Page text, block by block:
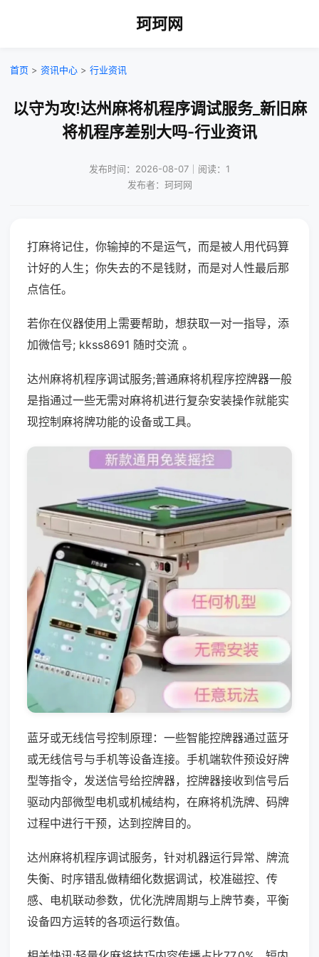
珂珂网
首页 > 资讯中心 > 行业资讯
以守为攻!达州麻将机程序调试服务_新旧麻
将机程序差别大吗-行业资讯
发布时间：2026-08-07｜阅读：1
发布者：珂珂网
打麻将记住，你输掉的不是运气，而是被人用代码算
计好的人生；你失去的不是钱财，而是对人性最后那
点信任。
若你在仪器使用上需要帮助，想获取一对一指导，添
加微信号; kkss8691 随时交流 。
达州麻将机程序调试服务;普通麻将机程序控牌器一般
是指通过一些无需对麻将机进行复杂安装操作就能实
现控制麻将牌功能的设备或工具。
蓝牙或无线信号控制原理：一些智能控牌器通过蓝牙
或无线信号与手机等设备连接。手机端软件预设好牌
型等指令，发送信号给控牌器，控牌器接收到信号后
驱动内部微型电机或机械结构，在麻将机洗牌、码牌
过程中进行干预，达到控牌目的。
达州麻将机程序调试服务，针对机器运行异常、牌流
失衡、时序错乱做精细化数据调试，校准磁控、传
感、电机联动参数，优化洗牌周期与上牌节奏，平衡
设备四方运转的各项运行数值。